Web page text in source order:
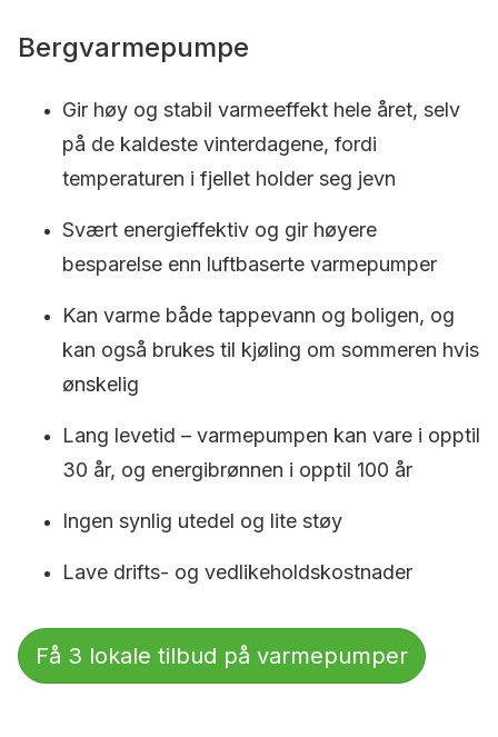
Bergvarmepumpe
Gir høy og stabil varmeeffekt hele året, selv
på de kaldeste vinterdagene, fordi
temperaturen i fjellet holder seg jevn
Svært energieffektiv og gir høyere
besparelse enn luftbaserte varmepumper
Kan varme både tappevann og boligen, og
kan også brukes til kjøling om sommeren hvis
ønskelig
Lang levetid – varmepumpen kan vare i opptil
30 år, og energibrønnen i opptil 100 år
Ingen synlig utedel og lite støy
Lave drifts- og vedlikeholdskostnader
Få 3 lokale tilbud på varmepumper